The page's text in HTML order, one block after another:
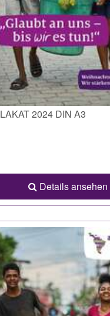
2024 DIN A3
Details ansehen